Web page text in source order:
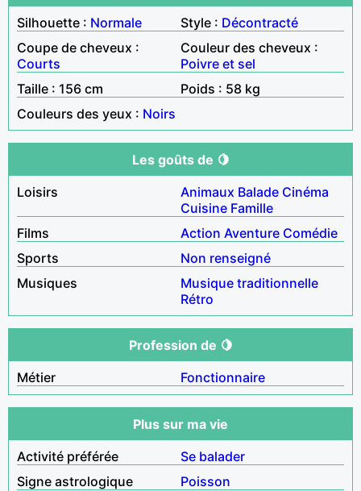
Silhouette : Normale Style : Décontracté
Coupe de cheveux :
Courts
Couleur des cheveux :
Poivre et sel
Taille : 156 cm
Poids : 58 kg
Couleurs des yeux : Noirs
Les goûts de 🍋
Loisirs
Animaux Balade Cinéma
Cuisine Famille
Films
Action Aventure Comédie
Sports
Non renseigné
Musiques
Musique traditionnelle
Rétro
Profession de 🍋
Métier
Fonctionnaire
Plus sur ma vie
Activité préférée
Se balader
Signe astrologique
Poisson